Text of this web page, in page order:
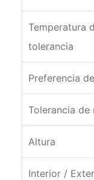
Temperatura
tolerancia
Preferencia
Tolerancia de
Altura
Interior /